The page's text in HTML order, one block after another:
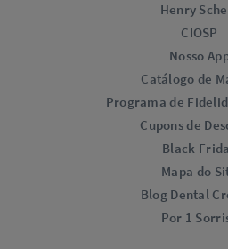
Henry
CIOSP
Nosso
Catálogo de
Programa de
Cupons de
Black
Mapa do
Blog Dental
Por 1